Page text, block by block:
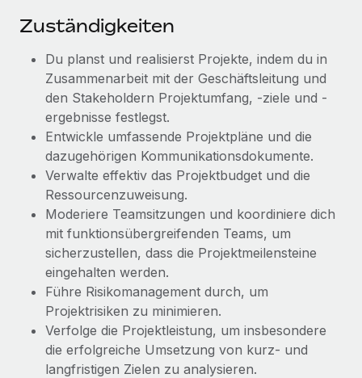
Globale Bereitstellung und Verfolgung von IT-
Geräten
Gründung von Niederlassungen
Schnelle, rechtssichere Gründung von
Niederlassungen
Mobilität und Relocation
Mühelose Relocation von Mitarbeiter:innen
Benefits
Mühelose Verwaltung von Benefits
Open-Source-Infrastrukturen. Das...
Mehr erfahren
Strategische Partnerschaft zwischen
Reverse Tech und Remote für Contractor
Management und Payroll
Reverse Tech auf einen Blick Das Gesundheits- und
Wellness-Startup Reverse Tech hat das globale...
Mehr erfahren
Globale Payroll
EOR und PEO
Contractor Management
Steuern
Den Blog erkunden
BLOG
Neues zu Remote-Produkten: Integration mit
Gusto und Zero und Contractor Management
Plus
Auch im neuen Jahr wollen wir bei Remote Unternehmen
aller Größen dabei unterstützen, die beste...
Mehr erfahren
Zuständigkeiten
Du planst und realisierst Projekte, indem du in
Zusammenarbeit mit der Geschäftsleitung und
den Stakeholdern Projektumfang, -ziele und -
ergebnisse festlegst.
Entwickle umfassende Projektpläne und die
dazugehörigen Kommunikationsdokumente.
Verwalte effektiv das Projektbudget und die
Ressourcenzuweisung.
Moderiere Teamsitzungen und koordiniere dich
mit funktionsübergreifenden Teams, um
sicherzustellen, dass die Projektmeilensteine
eingehalten werden.
Führe Risikomanagement durch, um
Projektrisiken zu minimieren.
Verfolge die Projektleistung, um insbesondere
die erfolgreiche Umsetzung von kurz- und
langfristigen Zielen zu analysieren.